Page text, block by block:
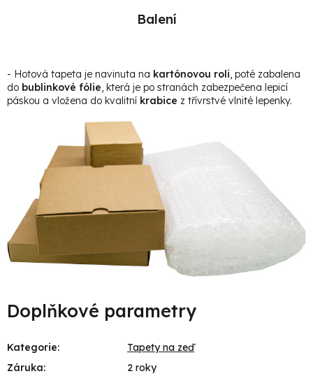
Balení
- Hotová tapeta je navinuta na kartónovou roli, poté zabalena
do bublinkové fólie, která je po stranách zabezpečena lepicí
páskou a vložena do kvalitní krabice z třívrstvé vlnité lepenky.
Doplňkové parametry
Kategorie:
Tapety na zeď
Záruka:
2 roky